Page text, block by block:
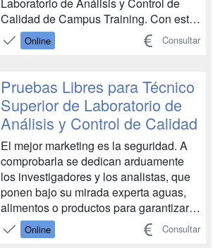
Laboratorio de Análisis y Control de
Calidad de Campus Training. Con esta
especialidad en tu currículum podrás
optar a puestos de trabajo muy
tanto nacionales como internacionales.
Un especialista de este ámbi...
Online Consultar
Pruebas Libres para Técnico
Superior de Laboratorio de
Análisis y Control de Calidad
El mejor marketing es la seguridad. A
comprobarla se dedican arduamente
los investigadores y los analistas, que
ponen bajo su mirada experta aguas,
alimentos o productos para garantizar
que cumplen con los estándares
comerciales y sanitarios. Numerosas
Online Consultar